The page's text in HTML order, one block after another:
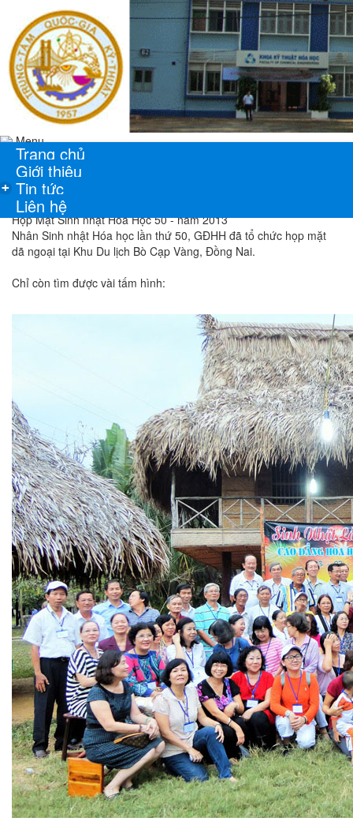
Menu
Trang chủ
Giới thiệu
+ Tin tức
Liên hệ
Họp Mặt Sinh nhật Hóa Học 50 - năm 2013
Nhân Sinh nhật Hóa học lần thứ 50, GĐHH đã tổ chức họp mặt
dã ngoại tại Khu Du lịch Bò Cạp Vàng, Đồng Nai.
Chỉ còn tìm được vài tấm hình: